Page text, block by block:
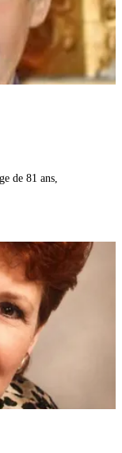
de 81 ans,